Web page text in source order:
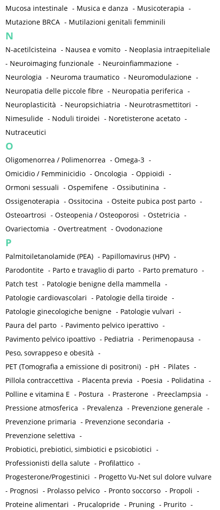
Mucosa intestinale - Musica e danza - Musicoterapia -
Mutazione BRCA - Mutilazioni genitali femminili
N
N-acetilcisteina - Nausea e vomito - Neoplasia intraepiteliale
- Neuroimaging funzionale - Neuroinfiammazione -
Neurologia - Neuroma traumatico - Neuromodulazione -
Neuropatia delle piccole fibre - Neuropatia periferica -
Neuroplasticità - Neuropsichiatria - Neurotrasmettitori -
Nimesulide - Noduli tiroidei - Noretisterone acetato -
Nutraceutici
O
Oligomenorrea / Polimenorrea -Omega-3 -
Omicidio / Femminicidio -Oncologia -Oppioidi -
Ormoni sessuali -Ospemifene -Ossibutinina -
Ossigenoterapia -Ossitocina -Osteite pubica post parto -
Osteoartrosi -Osteopenia / Osteoporosi -Ostetricia -
Ovariectomia -Overtreatment -Ovodonazione
P
Palmitoiletanolamide (PEA) - Papillomavirus (HPV) -
Parodontite - Parto e travaglio di parto - Parto prematuro -
Patch test - Patologie benigne della mammella -
Patologie cardiovascolari - Patologie della tiroide -
Patologie ginecologiche benigne - Patologie vulvari -
Paura del parto - Pavimento pelvico iperattivo -
Pavimento pelvico ipoattivo - Pediatria - Perimenopausa -
Peso, sovrappeso e obesità -
PET (Tomografia a emissione di positroni) - pH - Pilates -
Pillola contraccettiva - Placenta previa - Poesia - Polidatina -
Polline e vitamina E - Postura - Prasterone - Preeclampsia -
Pressione atmosferica - Prevalenza - Prevenzione generale -
Prevenzione primaria - Prevenzione secondaria -
Prevenzione selettiva -
Probiotici, prebiotici, simbiotici e psicobiotici -
Professionisti della salute - Profilattico -
Progesterone/Progestinici - Progetto Vu-Net sul dolore vulvare
- Prognosi - Prolasso pelvico - Pronto soccorso - Propoli -
Proteine alimentari - Prucalopride - Pruning - Prurito -